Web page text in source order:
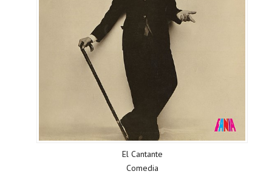
El Cantante
Comedia